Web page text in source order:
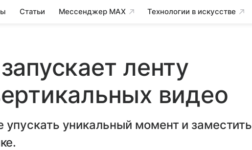
Статьи Мессенджер MAX Технологии в искусстве
ленту
видео
уникальный момент и заместить